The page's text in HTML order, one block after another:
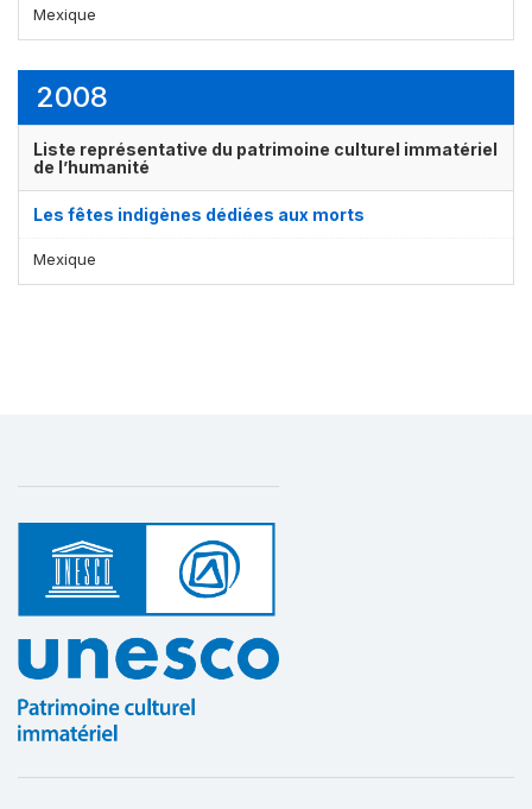
Mexique
2008
Liste représentative du patrimoine culturel immatériel
de l’humanité
Les fêtes indigènes dédiées aux morts
Mexique